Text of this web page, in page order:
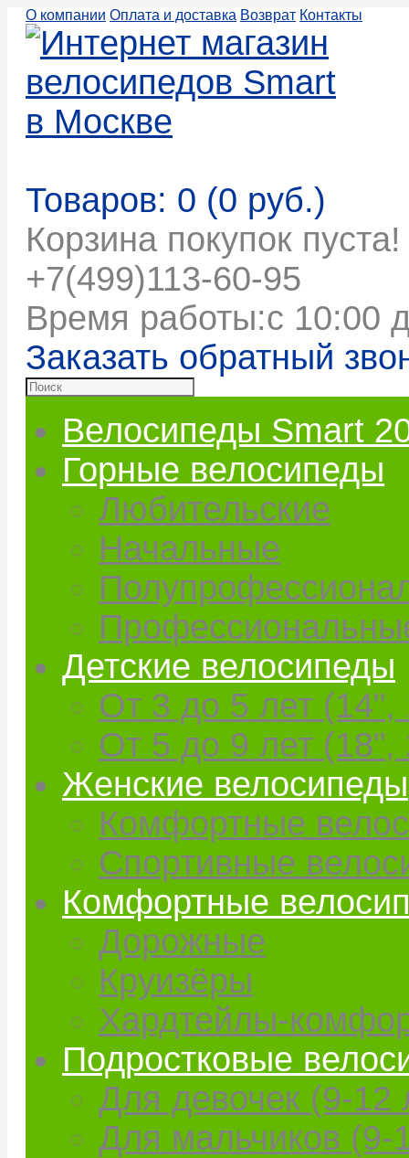
О компании Оплата и доставка Возврат Контакты
Товаров: 0 (0 руб.)
Корзина покупок пуста!
+7(499)113-60-95
Время работы:с 10:00
Заказать обратный
Велосипеды Smart
Горные велосипеды
Любительские
Начальные
Детские велосипеды
От 3 до 5 лет (14",
От 5 до 9 лет (18",
Женские велосипеды
Комфортные
Спортивные
Комфортные
Дорожные
Круизёры
Хардтейлы-
Подростковые
Для девочек (9-12
Для мальчиков (9-